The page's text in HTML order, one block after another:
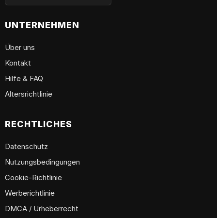
UNTERNEHMEN
Über uns
Kontakt
Hilfe & FAQ
Altersrichtlinie
RECHTLICHES
Datenschutz
Nutzungsbedingungen
Cookie-Richtlinie
Werberichtlinie
DMCA / Urheberrecht